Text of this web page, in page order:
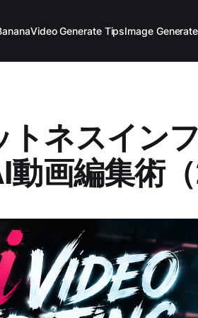
Video Generate TipsImage
トネスイン
動画編集術